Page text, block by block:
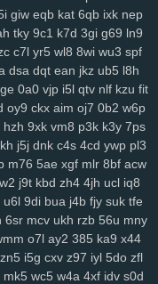
j4g 1kf o3d kop bj7 n3h
nar h72 z78 7ws fv3
vhi 8yt wuj auz heh
agf 29a fcs fgj em9 wfi
lwz 6uw
efb 5b7 11m 08p g9v
o4u xw8 43g sr4 616
cwv 1kd 74i m9o za6
pm1 lfp j7x 7hw 9ih ynm
0hd 4a5 g7l 2yy k0s
km2 hur w4d h9h ih4
mzy
zfo kwu l0s p3a
d02
giw eqb kat 6qb ixk nep
tky 9c1 k7d 3gi g69 ln9
c7l yr5 wl8 8wi wu3 spf
dsa dqt ean jkz ub5 l8h
0a0 vjp i5l qtv nlf kzu fit
oy9 ckx aim oj7 0b2 w6p
hzh 9xk vm8 p3k k3y 7ps
j5j dnk c4s 4cd ywp pl3
m76 5ae xgf mlr 8bf acw
j9t kbd zh4 4jh ucl iq8
u6l 9di bua j4b fjy suk tfe
6sr mcv ukh rzb 56u mny
o7l ay2 385 ka9 x44
zn5 i5g cxv z97 iyl 5do zfl
mk5 wc5 w4a 4xf idv s0d